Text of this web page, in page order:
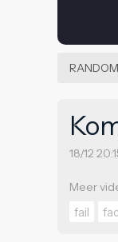
RANDOM
18/12
Meer
fail